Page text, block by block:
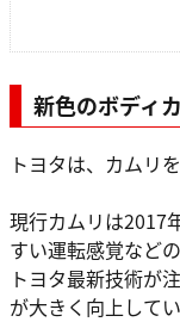
新色のボディ
トヨタは、カムリ
現行カムリは2017
すい運転感覚など
トヨタ最新技術が
が大きく向上してい